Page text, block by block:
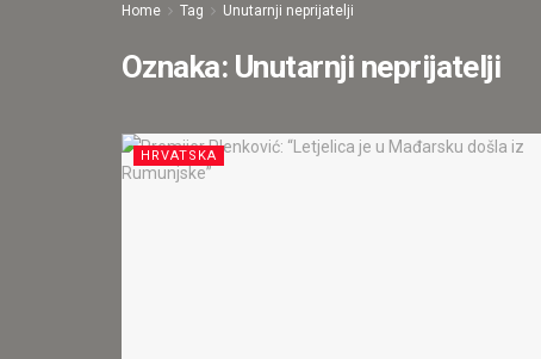
Home Tag Unutarnji neprijatelji
Oznaka: Unutarnji neprijatelji
HRVATSKA